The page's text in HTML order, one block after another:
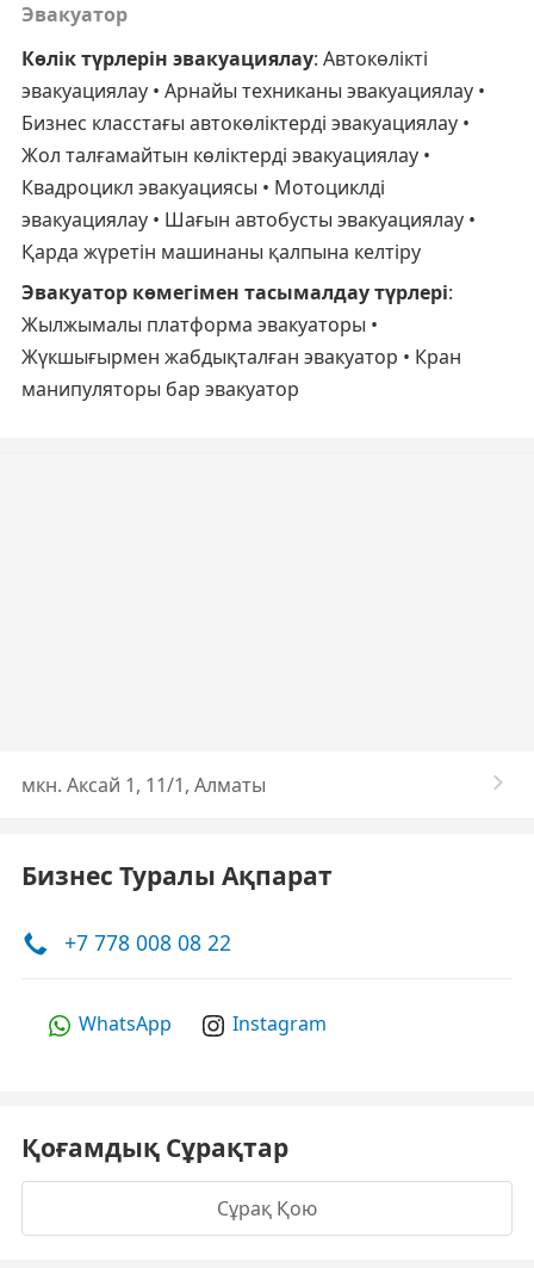
Эвакуатор
Көлік түрлерін эвакуациялау: Автокөлікті
эвакуациялау • Арнайы техниканы эвакуациялау •
Бизнес класстағы автокөліктерді эвакуациялау •
Жол талғамайтын көліктерді эвакуациялау •
Квадроцикл эвакуациясы • Мотоциклді
эвакуациялау • Шағын автобусты эвакуациялау •
Қарда жүретін машинаны қалпына келтіру
Эвакуатор көмегімен тасымалдау түрлері:
Жылжымалы платформа эвакуаторы •
Жүкшығырмен жабдықталған эвакуатор • Кран
манипуляторы бар эвакуатор
​мкн. Аксай 1, 11/1, Алматы
Бизнес Туралы Ақпарат
+7 778 008 08 22
WhatsApp Instagram
Қоғамдық Сұрақтар
Сұрақ Қою